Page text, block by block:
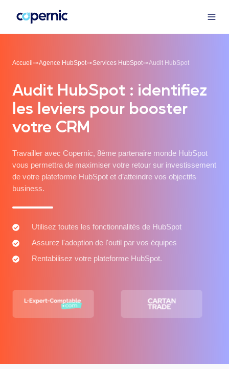
Accueil Agence HubSpot Services HubSpot Audit HubSpot
Audit HubSpot : identifiez
les leviers pour booster
votre CRM
Travailler avec Copernic, 8ème partenaire monde HubSpot
vous permettra de maximiser votre retour sur investissement
de votre plateforme HubSpot et d’atteindre vos objectifs
business.
Utilisez toutes les fonctionnalités de HubSpot
Utilisez
toutes
fonctionnalités
Assurez l'adoption de l'outil par vos équipes
Assurez
l'adoption
par
vos
Rentabilisez votre plateforme HubSpot.
Rentabilisez
HubSpot.